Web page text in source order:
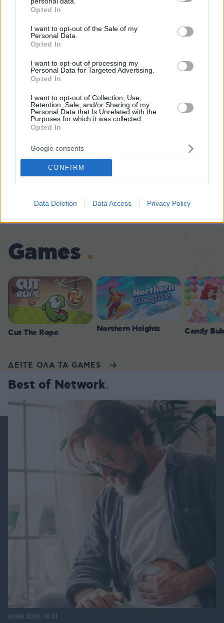
grant or deny consent to Google and its third-party tags to
use your data for below specified purposes in below Google
consent section.
Opted In
I want to opt-out of the Sale of my
Personal Data.
Opted In
I want to opt-out of processing my
Personal Data for Targeted Advertising.
Opted In
I want to opt-out of Collection, Use,
Retention, Sale, and/or Sharing of my
Personal Data that Is Unrelated with the
Purposes for which it was collected.
Opted In
Google consents
CONFIRM
Data Deletion Data Access Privacy Policy
θέλουν να σχολιάσουν, είναι αγένεια
Βόρεια Εύβοια: Οι 14 λίμνες που
γεννήθηκαν από εγκαταλελειμμένα
μεταλλεία δημιουργώντας ένα
αεροφωτογραφίες
07.08.2026, 15:58 37
Άγκυρα, Ριάντ και Ισλαμαμπάντ: Ο
νέος ισχυρός άξονας στη Μέση
Ανατολή ανοίγει τον δρόμο για το
«ισλαμικό ΝΑΤΟ», τι σημαίνει η
συμφωνία της Μέκκας
07.08.2026, 17:19 97
Games
Cut The Rope Northern Heights Candy
ΔΕΙΤΕ ΟΛΑ ΤΑ GAMES
Best of Network
07.08.2026, 18:31